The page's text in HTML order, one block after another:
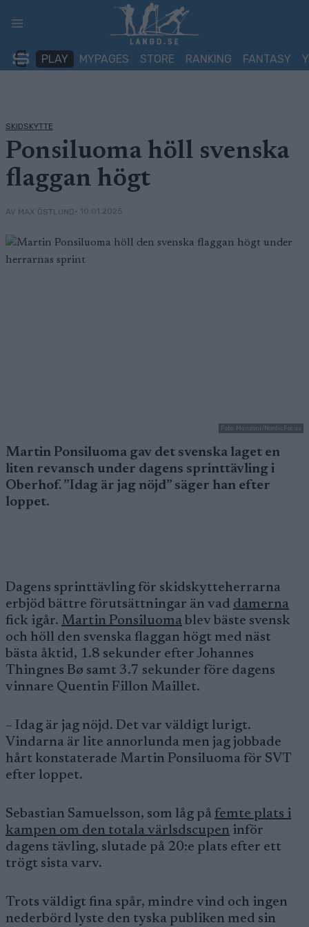
PLAY MYPAGES STORE RANKING FANTASY
SKIDSKYTTE
Ponsiluoma höll svenska
flaggan högt
AV MAX ÖSTLUND• 10.01.2025
Foto: Manzoni/NordicFocus
Martin Ponsiluoma gav det svenska laget en
liten revansch under dagens sprinttävling i
Oberhof. ”Idag är jag nöjd” säger han efter
loppet.
Dagens sprinttävling för skidskytteherrarna
erbjöd bättre förutsättningar än vad damerna
fick igår. Martin Ponsiluoma blev bäste svensk
och höll den svenska flaggan högt med näst
bästa åktid, 1.8 sekunder efter Johannes
Thingnes Bø samt 3.7 sekunder före dagens
vinnare Quentin Fillon Maillet.
– Idag är jag nöjd. Det var väldigt lurigt.
Vindarna är lite annorlunda men jag jobbade
hårt konstaterade Martin Ponsiluoma för SVT
efter loppet.
Sebastian Samuelsson, som låg på femte plats i
kampen om den totala värlsdscupen inför
dagens tävling, slutade på 20:e plats efter ett
trögt sista varv.
Trots väldigt fina spår, mindre vind och ingen
nederbörd lyste den tyska publiken med sin